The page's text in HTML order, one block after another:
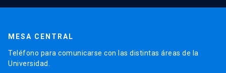
MESA CENTRAL
Teléfono para comunicarse con las distintas áreas de la
Universidad.